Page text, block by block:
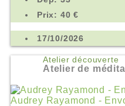
Prix: 40 €
17/10/2026
Atelier découverte
Atelier de
Audrey Rayamond -